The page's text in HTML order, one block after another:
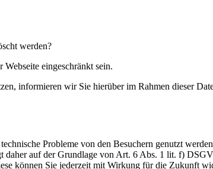
werden?
eingeschränkt sein.
informieren wir Sie hierüber im Rahmen dieser
Probleme von den Besuchern genutzt
auf der Grundlage von Art. 6 Abs. 1 lit. f)
können Sie jederzeit mit Wirkung für die Zukunft